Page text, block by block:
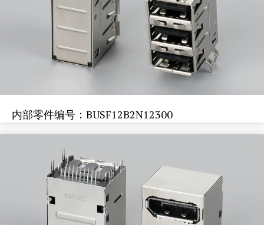
内部零件编号：BUSF12B2N12300